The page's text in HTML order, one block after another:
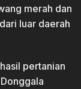
merah dan
luar daerah
pertanian